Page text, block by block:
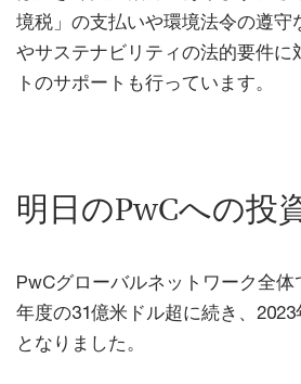
境税」の支払いや環境法令の遵守
やサステナビリティの法的要件に
トのサポートも行っています。
明日のPwCへの投
PwCグローバルネットワーク全
年度の31億米ドル超に続き、
となりました。